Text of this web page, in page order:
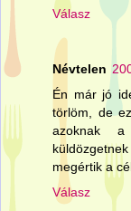
Válasz
Névtelen
Én már jó
törlöm, de
azoknak a
megértik a
Válasz